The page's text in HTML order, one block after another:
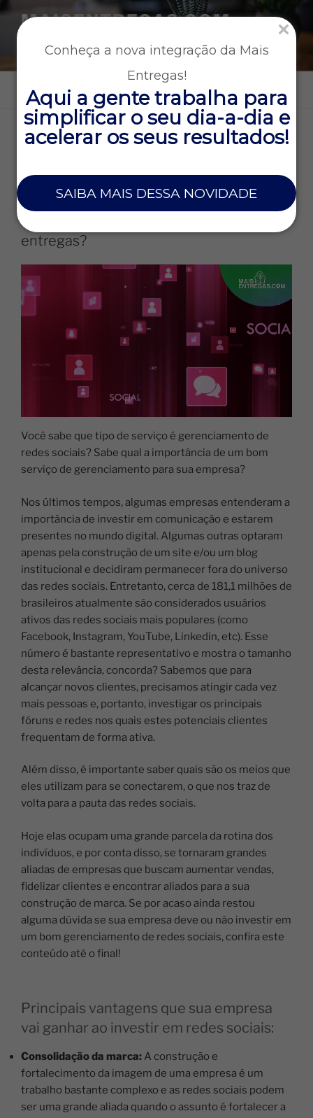
Conheça a nova integração da Mais
Entregas!
Aqui a gente trabalha para
simplificar o seu dia-a-dia e
acelerar os seus resultados!
SAIBA MAIS DESSA NOVIDADE
MAISENTREGAS.COM
rápidas
Menu
TAG:MARKETING PARA EMPRESAS
14 DE OUTUBRO DE 2021
Por que investir em gerenciamento de
redes sociais para a sua empresa de
entregas?
Você sabe que tipo de serviço é gerenciamento de
redes sociais? Sabe qual a importância de um bom
serviço de gerenciamento para sua empresa?
Nos últimos tempos, algumas empresas entenderam a
importância de investir em comunicação e estarem
presentes no mundo digital. Algumas outras optaram
apenas pela construção de um site e/ou um blog
institucional e decidiram permanecer fora do universo
das redes sociais. Entretanto, cerca de 181,1 milhões de
brasileiros atualmente são considerados usuários
ativos das redes sociais mais populares (como
Facebook, Instagram, YouTube, Linkedin, etc). Esse
número é bastante representativo e mostra o tamanho
desta relevância, concorda? Sabemos que para
alcançar novos clientes, precisamos atingir cada vez
mais pessoas e, portanto, investigar os principais
fóruns e redes nos quais estes potenciais clientes
frequentam de forma ativa.
Além disso, é importante saber quais são os meios que
eles utilizam para se conectarem, o que nos traz de
volta para a pauta das redes sociais.
Hoje elas ocupam uma grande parcela da rotina dos
indivíduos, e por conta disso, se tornaram grandes
aliadas de empresas que buscam aumentar vendas,
fidelizar clientes e encontrar aliados para a sua
construção de marca. Se por acaso ainda restou
alguma dúvida se sua empresa deve ou não investir em
um bom gerenciamento de redes sociais, confira este
conteúdo até o final!
Principais vantagens que sua empresa
vai ganhar ao investir em redes sociais:
Consolidação da marca: A construção e
fortalecimento da imagem de uma empresa é um
trabalho bastante complexo e as redes sociais podem
ser uma grande aliada quando o assunto é fortalecer a